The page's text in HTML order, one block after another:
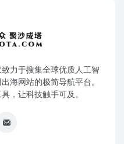
力于搜集全球优质人工智
海网站的极简导航平台。
，让科技触手可及。